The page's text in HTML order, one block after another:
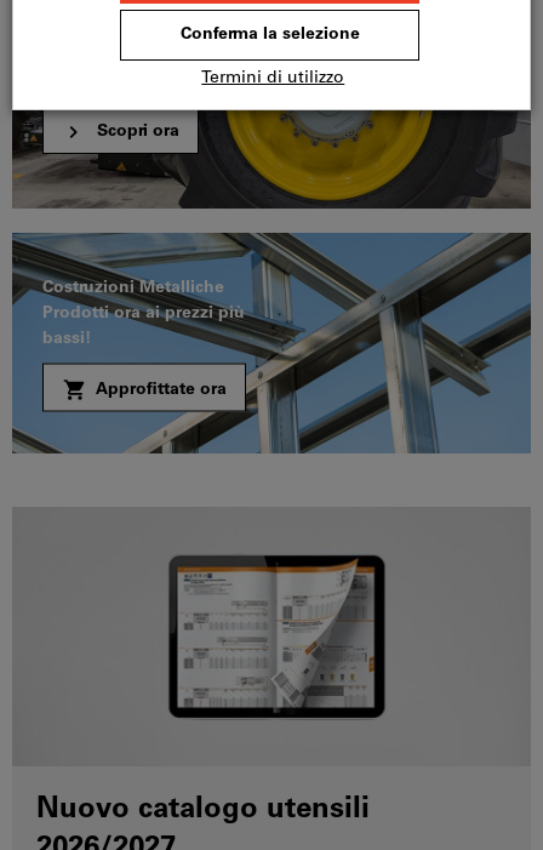
Dalla vite con intaglio a
Scopri ora
Costruzioni Metalliche
Prodotti ora ai prezzi più
bassi!
Approfittate ora
Nuovo catalogo utensili